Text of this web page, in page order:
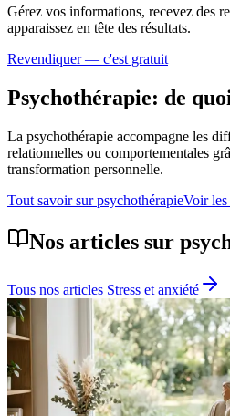
Gérez vos informations, recevez des
apparaissez en tête des résultats.
Revendiquer — c'est gratuit
Psychothérapie: de
La psychothérapie accompagne les
relationnelles ou comportementales
transformation personnelle.
Tout savoir surpsychothérapieVoir
Nos articles sur
Tous nos articles Stress et anxiété